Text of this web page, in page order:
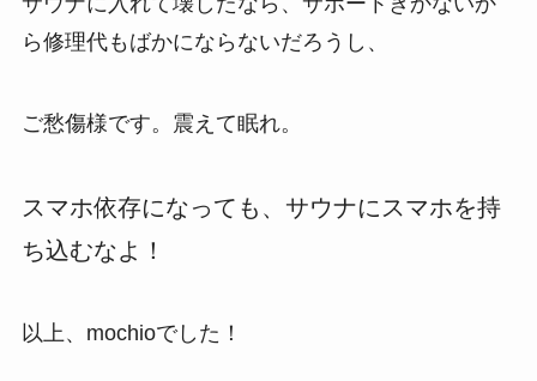
ら修理代もばかにならないだろうし、
ご愁傷様です。震えて眠れ。
スマホ依存になっても、サウナにスマホを持
ち込むなよ！
以上、mochioでした！